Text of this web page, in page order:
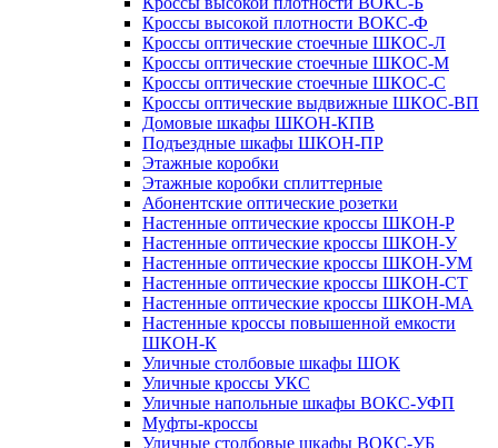
Кроссы высокой плотности ВОКС-Ф
Кроссы оптические стоечные ШКОС-Л
Кроссы оптические стоечные ШКОС-М
Кроссы оптические стоечные ШКОС-С
Кроссы оптические выдвижные ШКОС-ВП
Домовые шкафы ШКОН-КПВ
Подъездные шкафы ШКОН-ПР
Этажные коробки
Этажные коробки сплиттерные
Абонентские оптические розетки
Настенные оптические кроссы ШКОН-Р
Настенные оптические кроссы ШКОН-У
Настенные оптические кроссы ШКОН-УМ
Настенные оптические кроссы ШКОН-СТ
Настенные оптические кроссы ШКОН-МА
Настенные кроссы повышенной емкости
ШКОН-К
Уличные столбовые шкафы ШОК
Уличные кроссы УКС
Уличные напольные шкафы ВОКС-УФП
Муфты-кроссы
Уличные столбовые шкафы ВОКС-УБ